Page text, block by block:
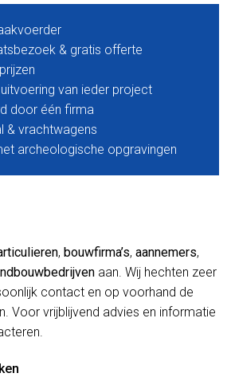
& gratis offerte
van ieder project
door één firma
& vrachtwagens
archeologische opgravingen
, bouwfirma’s, aannemers,
aan. Wij hechten zeer
contact en op voorhand de
Voor vrijblijvend advies en informatie